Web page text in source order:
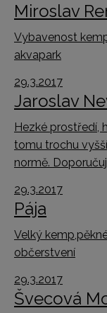
Miroslav
Vybavenost
akvapark
29.3.2017
Jaroslav
Hezké prostředí,
tomu trochu
normě.
29.3.2017
Pája
Velký
občerstvení
29.3.2017
Švecová